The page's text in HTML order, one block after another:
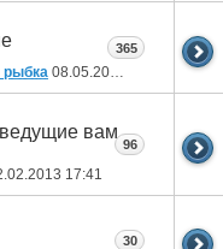
рыбка 08.05.2013
365
вам
17:41
96
30